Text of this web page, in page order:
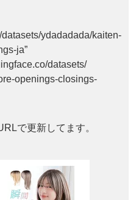
ydadadada/kaiten-
ja”
datasets/
openings-closings-
で更新してます。